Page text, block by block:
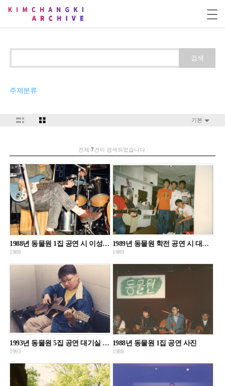
검색
주제분류
기본
전체 7건이 검색되었습니다.
1988년 동물원 1집 공연 시 이성우 사진
1988
1989년 동물원 학전 공연 시 대기실 사진
1989
1993년 동물원 5집 공연 대기실 사진
1993
1988년 동물원 1집 공연 사진
1988